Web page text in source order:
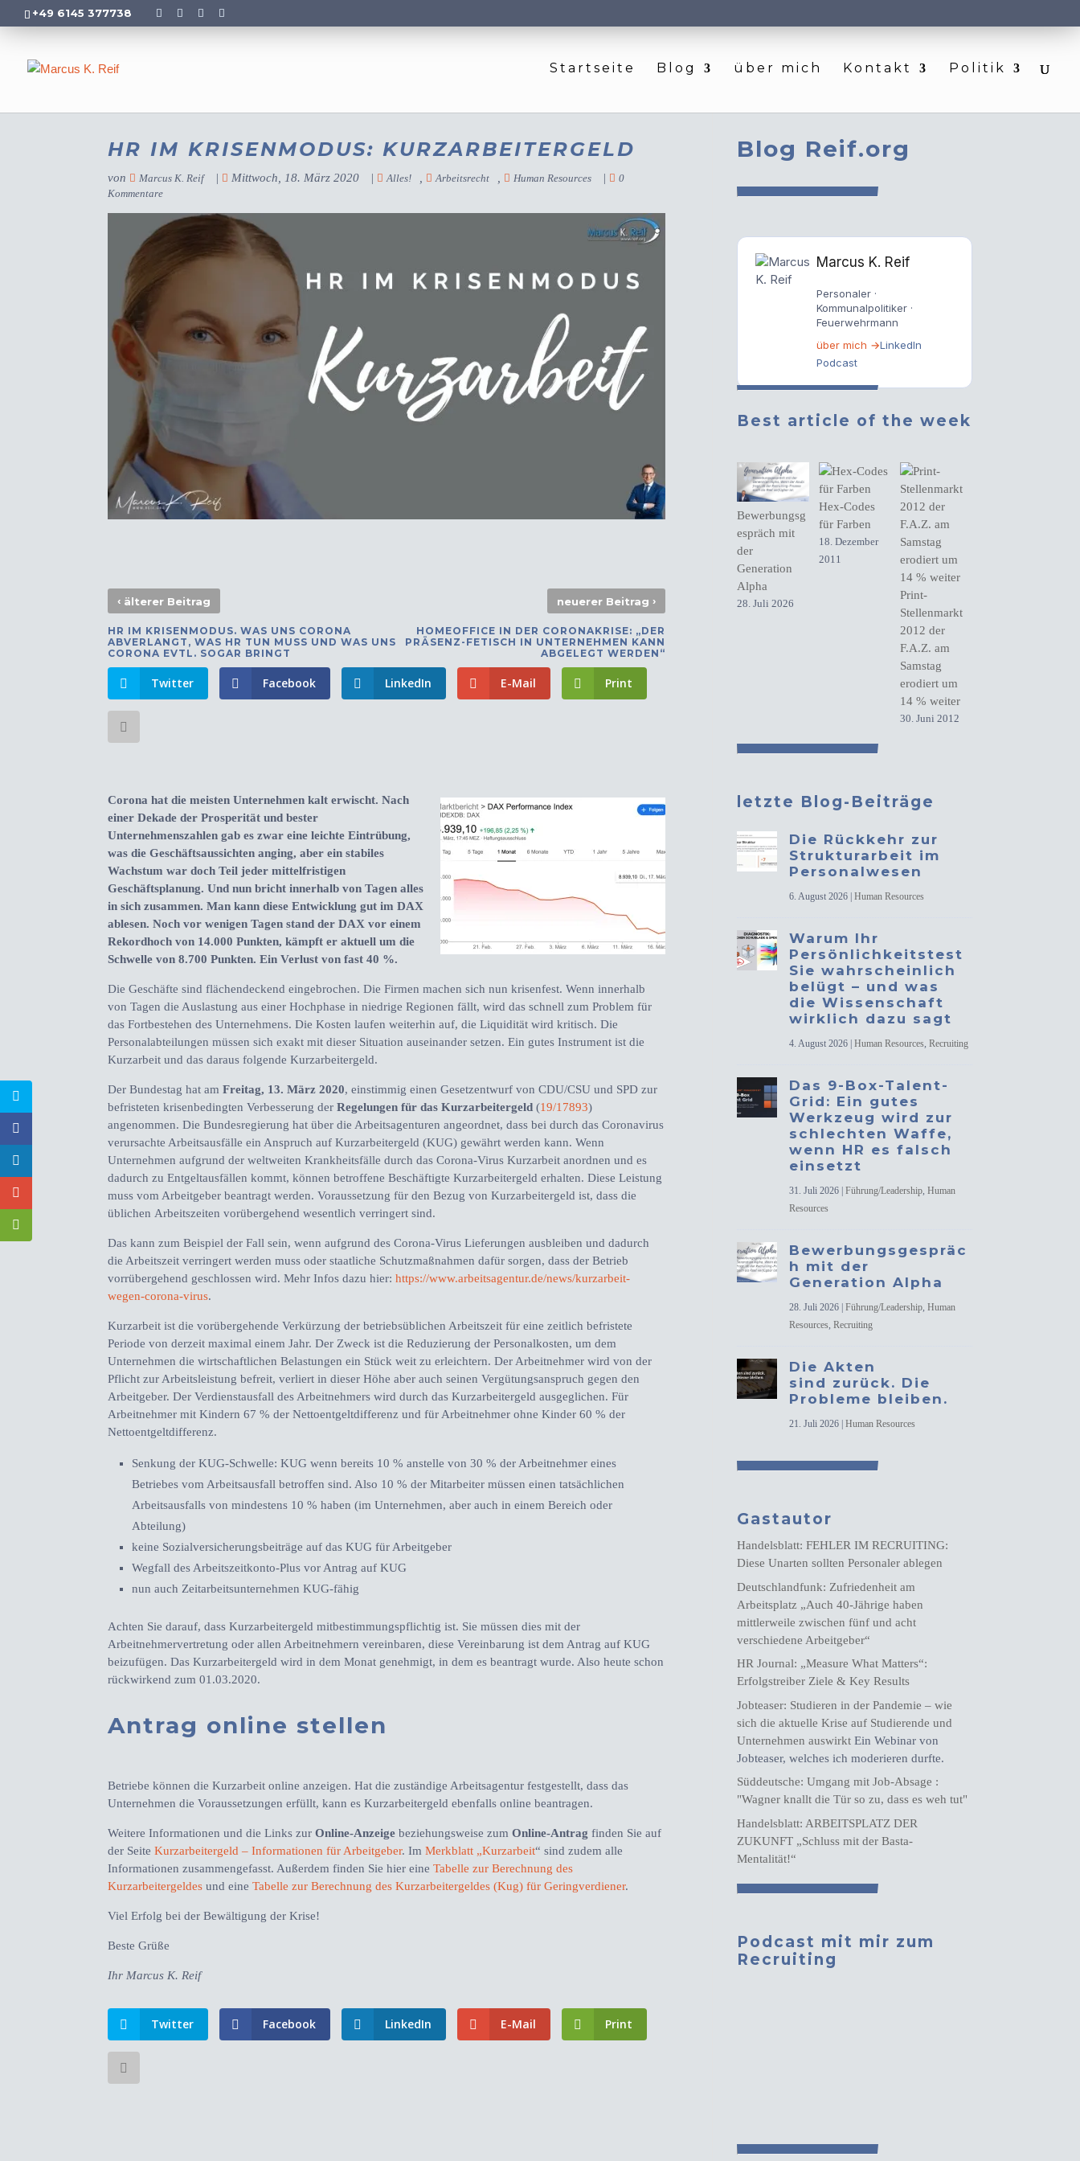
+49 6145 377738
Startseite Blog über mich Kontakt Politik
HR IM KRISENMODUS: KURZARBEITERGELD
von Marcus K. Reif | Mittwoch, 18. März 2020 | Alles! Arbeitsrecht Human Resources |
0
Kommentare
‹ älterer Beitrag
HR IM KRISENMODUS. WAS UNS CORONA
ABVERLANGT, WAS HR TUN MUSS UND WAS UNS
CORONA EVTL. SOGAR BRINGT
neuerer Beitrag ›
HOMEOFFICE IN DER CORONAKRISE: „DER
PRÄSENZ-FETISCH IN UNTERNEHMEN KANN
ABGELEGT WERDEN“
Twitter Facebook LinkedIn E-Mail Print
Corona hat die meisten Unternehmen kalt erwischt. Nach
einer Dekade der Prosperität und bester
Unternehmenszahlen gab es zwar eine leichte Eintrübung,
was die Geschäftsaussichten anging, aber ein stabiles
Wachstum war doch Teil jeder mittelfristigen
Geschäftsplanung. Und nun bricht innerhalb von Tagen alles
in sich zusammen. Man kann diese Entwicklung gut im DAX
ablesen. Noch vor wenigen Tagen stand der DAX vor einem
Rekordhoch von 14.000 Punkten, kämpft er aktuell um die
Schwelle von 8.700 Punkten. Ein Verlust von fast 40 %.
Die Geschäfte sind flächendeckend eingebrochen. Die Firmen machen sich nun krisenfest. Wenn innerhalb
von Tagen die Auslastung aus einer Hochphase in niedrige Regionen fällt, wird das schnell zum Problem für
das Fortbestehen des Unternehmens. Die Kosten laufen weiterhin auf, die Liquidität wird kritisch. Die
Personalabteilungen müssen sich exakt mit dieser Situation auseinander setzen. Ein gutes Instrument ist die
Kurzarbeit und das daraus folgende Kurzarbeitergeld.
Der Bundestag hat amFreitag, 13. März 2020, einstimmig einen Gesetzentwurf von CDU/CSU und SPD zur
befristeten krisenbedingten Verbesserung derRegelungen für das Kurzarbeitergeld (19/17893)
angenommen. Die Bundesregierung hat über die Arbeitsagenturen angeordnet, dass bei durch das Coronavirus
verursachte Arbeitsausfälle ein Anspruch auf Kurzarbeitergeld (KUG) gewährt werden kann. Wenn
Unternehmen aufgrund der weltweiten Krankheitsfälle durch das Corona-Virus Kurzarbeit anordnen und es
dadurch zu Entgeltausfällen kommt, können betroffene Beschäftigte Kurzarbeitergeld erhalten. Diese Leistung
muss vom Arbeitgeber beantragt werden. Voraussetzung für den Bezug von Kurzarbeitergeld ist, dass die
üblichen Arbeitszeiten vorübergehend wesentlich verringert sind.
Das kann zum Beispiel der Fall sein, wenn aufgrund des Corona-Virus Lieferungen ausbleiben und dadurch
die Arbeitszeit verringert werden muss oder staatliche Schutzmaßnahmen dafür sorgen, dass der Betrieb
vorrübergehend geschlossen wird. Mehr Infos dazu hier:https://www.arbeitsagentur.de/news/kurzarbeit-
wegen-corona-virus.
Kurzarbeit ist die vorübergehende Verkürzung der betriebsüblichen Arbeitszeit für eine zeitlich befristete
Periode von derzeit maximal einem Jahr. Der Zweck ist die Reduzierung der Personalkosten, um dem
Unternehmen die wirtschaftlichen Belastungen ein Stück weit zu erleichtern. Der Arbeitnehmer wird von der
Pflicht zur Arbeitsleistung befreit, verliert in dieser Höhe aber auch seinen Vergütungsanspruch gegen den
Arbeitgeber. Der Verdienstausfall des Arbeitnehmers wird durch das Kurzarbeitergeld ausgeglichen. Für
Arbeitnehmer mit Kindern 67 % der Nettoentgeltdifferenz und für Arbeitnehmer ohne Kinder 60 % der
Nettoentgeltdifferenz.
Senkung der KUG-Schwelle: KUG wenn bereits 10 % anstelle von 30 % der Arbeitnehmer eines
Betriebes vom Arbeitsausfall betroffen sind. Also 10 % der Mitarbeiter müssen einen tatsächlichen
Arbeitsausfalls von mindestens 10 % haben (im Unternehmen, aber auch in einem Bereich oder
Abteilung)
keine Sozialversicherungsbeiträge auf das KUG für Arbeitgeber
Wegfall des Arbeitszeitkonto-Plus vor Antrag auf KUG
nun auch Zeitarbeitsunternehmen KUG-fähig
Achten Sie darauf, dass Kurzarbeitergeld mitbestimmungspflichtig ist. Sie müssen dies mit der
Arbeitnehmervertretung oder allen Arbeitnehmern vereinbaren, diese Vereinbarung ist dem Antrag auf KUG
beizufügen. Das Kurzarbeitergeld wird in dem Monat genehmigt, in dem es beantragt wurde. Also heute schon
rückwirkend zum 01.03.2020.
Antrag online stellen
Betriebe können die Kurzarbeit online anzeigen. Hat die zuständige Arbeitsagentur festgestellt, dass das
Unternehmen die Voraussetzungen erfüllt, kann es Kurzarbeitergeld ebenfalls online beantragen.
Weitere Informationen und die Links zurOnline-Anzeige beziehungsweise zumOnline-Antrag finden Sie auf
der SeiteKurzarbeitergeld – Informationen für Arbeitgeber. ImMerkblatt „Kurzarbeit“ sind zudem alle
Informationen zusammengefasst. Außerdem finden Sie hier eineTabelle zur Berechnung des
Kurzarbeitergeldes und eineTabelle zur Berechnung des Kurzarbeitergeldes (Kug) für Geringverdiener.
Viel Erfolg bei der Bewältigung der Krise!
Beste Grüße
Ihr Marcus K. Reif
Twitter Facebook LinkedIn E-Mail Print
Blog Reif.org
Marcus K. Reif
Personaler ·
Kommunalpolitiker ·
Feuerwehrmann
über mich →LinkedIn
Podcast
Best article of the week
Bewerbungsg
espräch mit
der
Generation
Alpha
28. Juli 2026
Hex-Codes
für Farben
18. Dezember
2011
Print-
Stellenmarkt
2012 der
F.A.Z. am
Samstag
erodiert um
14 % weiter
30. Juni 2012
letzte Blog-Beiträge
Die Rückkehr zur
Strukturarbeit im
Personalwesen
6. August 2026 |Human Resources
Warum Ihr
Persönlichkeitstest
Sie wahrscheinlich
belügt – und was
die Wissenschaft
wirklich dazu sagt
4. August 2026 |Human Resources,Recruiting
Das 9-Box-Talent-
Grid: Ein gutes
Werkzeug wird zur
schlechten Waffe,
wenn HR es falsch
einsetzt
31. Juli 2026 |Führung/Leadership,Human
Resources
Bewerbungsgespräc
h mit der
Generation Alpha
28. Juli 2026 |Führung/Leadership,Human
Resources,Recruiting
Die Akten
sind zurück. Die
Probleme bleiben.
21. Juli 2026 |Human Resources
Gastautor
Handelsblatt: FEHLER IM RECRUITING:
Diese Unarten sollten Personaler ablegen
Deutschlandfunk: Zufriedenheit am
Arbeitsplatz „Auch 40-Jährige haben
mittlerweile zwischen fünf und acht
verschiedene Arbeitgeber“
HR Journal: „Measure What Matters“:
Erfolgstreiber Ziele & Key Results
Jobteaser: Studieren in der Pandemie – wie
sich die aktuelle Krise auf Studierende und
Unternehmen auswirkt Ein Webinar von
Jobteaser, welches ich moderieren durfte.
Süddeutsche: Umgang mit Job-Absage :
"Wagner knallt die Tür so zu, dass es weh tut"
Handelsblatt: ARBEITSPLATZ DER
ZUKUNFT „Schluss mit der Basta-
Mentalität!“
Podcast mit mir zum
Recruiting